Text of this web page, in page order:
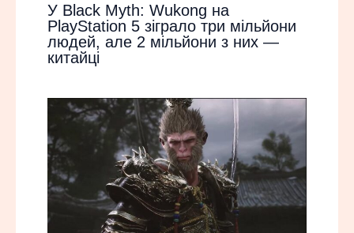
У Black Myth: Wukong на
PlayStation 5 зіграло три мільйони
людей, але 2 мільйони з них —
китайці